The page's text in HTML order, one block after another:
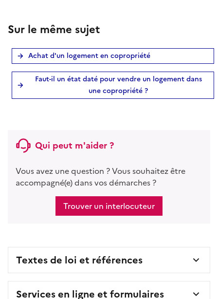
Sur le même sujet
Achat d'un logement en copropriété
Faut-il un état daté pour vendre un logement dans
une copropriété ?
Qui peut m'aider ?
Vous avez une question ? Vous souhaitez être
accompagné(e) dans vos démarches ?
Trouver un interlocuteur
Textes de loi et références
Services en ligne et formulaires